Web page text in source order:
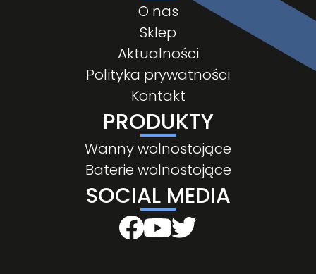
O nas
Sklep
Aktualności
Polityka prywatności
Kontakt
PRODUKTY
Wanny wolnostojące
Baterie wolnostojące
SOCIAL MEDIA